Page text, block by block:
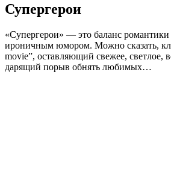
Супергерои
«Супергерои» — это баланс романтики
ироничным юмором. Можно сказать,
movie”, оставляющий свежее, светлое,
дарящий порыв обнять любимых…